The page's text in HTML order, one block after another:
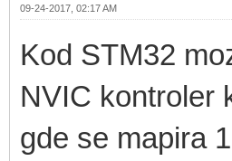
09-24-2017, 02:17 AM
Kod STM32
NVIC kontroler
gde se mapira